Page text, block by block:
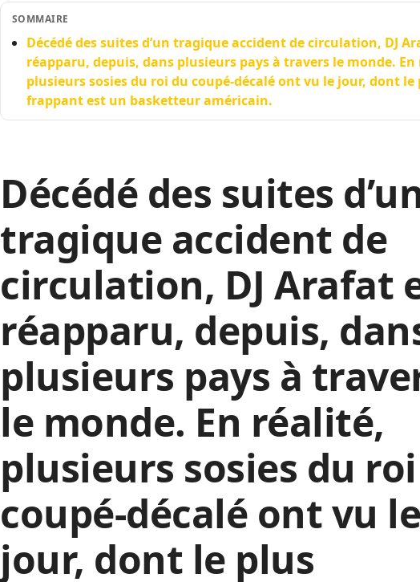
SOMMAIRE
Décédé des suites d’un tragique accident de circulation, DJ
réapparu, depuis, dans plusieurs pays à travers le monde.
plusieurs sosies du roi du coupé-décalé ont vu le jour, dont le
frappant est un basketteur américain.
Décédé des suites
tragique accident de
circulation, DJ Arafat
réapparu, depuis,
plusieurs pays à
le monde. En réalité,
plusieurs sosies du
coupé-décalé ont vu
jour, dont le plus